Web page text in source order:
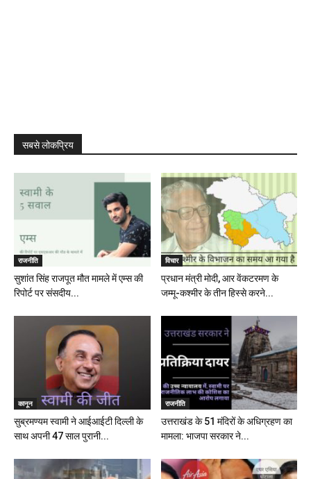
सबसे लोकप्रिय
राजनीति
सुशांत सिंह राजपूत मौत मामले में एम्स की
रिपोर्ट पर संसदीय...
विचार
प्रधान मंत्री मोदी, आर वेंकटरमण के
जम्मू-कश्मीर के तीन हिस्से करने...
कानून
सुब्रमण्यम स्वामी ने आईआईटी दिल्ली के
साथ अपनी 47 साल पुरानी...
राजनीति
उत्तराखंड के 51 मंदिरों के अधिग्रहण का
मामला: भाजपा सरकार ने...